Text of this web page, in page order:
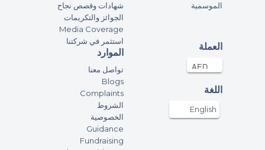
brutal
Harriet Mayne
30-Oct-2023
Anonymous
شهادات وقصص نجاح
الجوائز والتكريمات
Media Coverage
استثمر في شركتنا
الموسمية
الموارد
تواصل معنا
Blogs
Complaints
الشروط
الخصوصية
Guidance
Fundraising
العملة
اللغة
English